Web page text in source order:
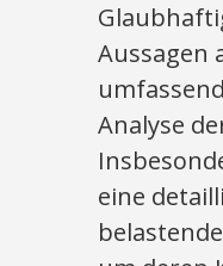
Aussagen
Analyse
eine